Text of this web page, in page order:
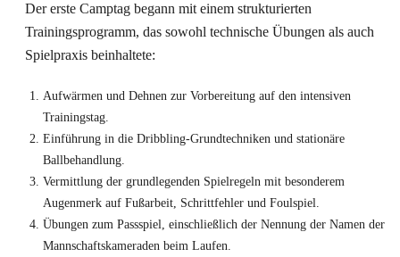
Der erste Camptag begann mit einem strukturierten
Trainingsprogramm, das sowohl technische Übungen als auch
Spielpraxis beinhaltete:
Aufwärmen und Dehnen zur Vorbereitung auf den intensiven
Trainingstag.
Einführung in die Dribbling-Grundtechniken und stationäre
Ballbehandlung.
Vermittlung der grundlegenden Spielregeln mit besonderem
Augenmerk auf Fußarbeit, Schrittfehler und Foulspiel.
Übungen zum Passspiel, einschließlich der Nennung der Namen der
Mannschaftskameraden beim Laufen.